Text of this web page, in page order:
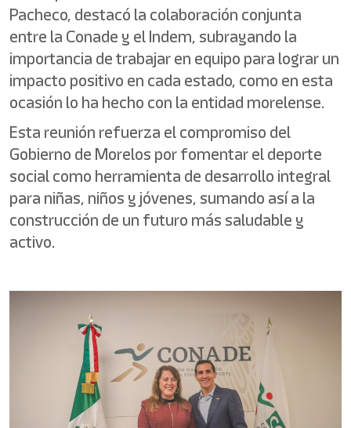
Pacheco, destacó la colaboración conjunta
entre la Conade y el Indem, subrayando la
importancia de trabajar en equipo para lograr un
impacto positivo en cada estado, como en esta
ocasión lo ha hecho con la entidad morelense.
Esta reunión refuerza el compromiso del
Gobierno de Morelos por fomentar el deporte
social como herramienta de desarrollo integral
para niñas, niños y jóvenes, sumando así a la
construcción de un futuro más saludable y
activo.